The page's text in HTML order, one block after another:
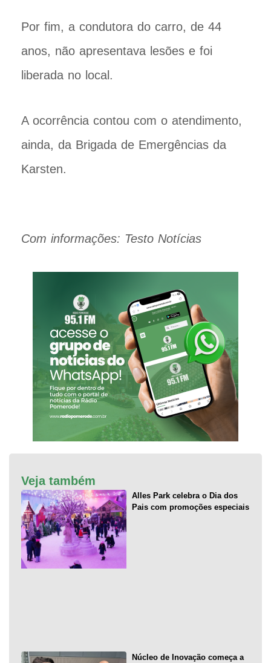
Por fim, a condutora do carro, de 44
anos, não apresentava lesões e foi
liberada no local.
A ocorrência contou com o atendimento,
ainda, da Brigada de Emergências da
Karsten.
Com informações: Testo Notícias
Veja também
Alles Park celebra o Dia dos
Pais com promoções especiais
Núcleo de Inovação começa a